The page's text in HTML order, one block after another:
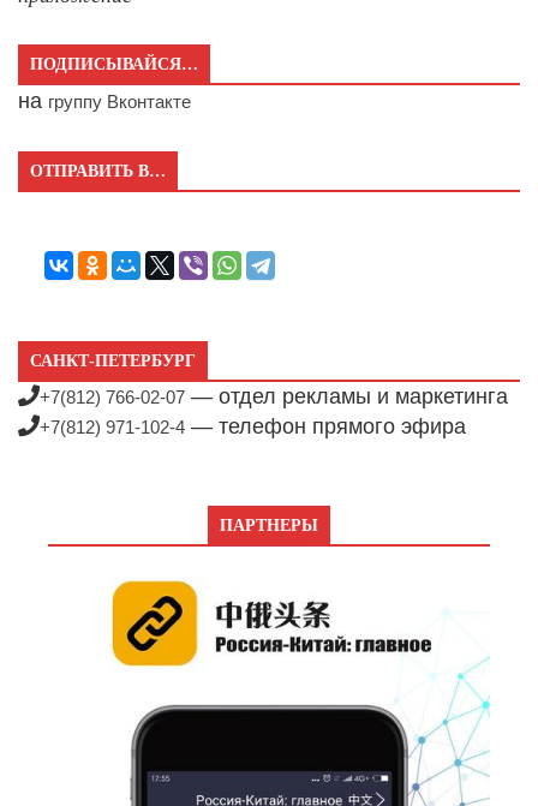
ПОДПИСЫВАЙСЯ…
на группу Вконтакте
ОТПРАВИТЬ В…
САНКТ-ПЕТЕРБУРГ
+7(812) 766-02-07 — отдел рекламы и маркетинга
+7(812) 971-102-4 — телефон прямого эфира
ПАРТНЕРЫ